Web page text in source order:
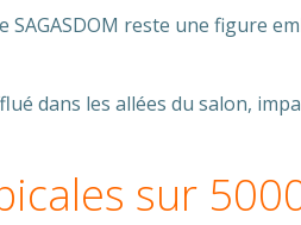
reste une figure
dans les allées du salon,
sur